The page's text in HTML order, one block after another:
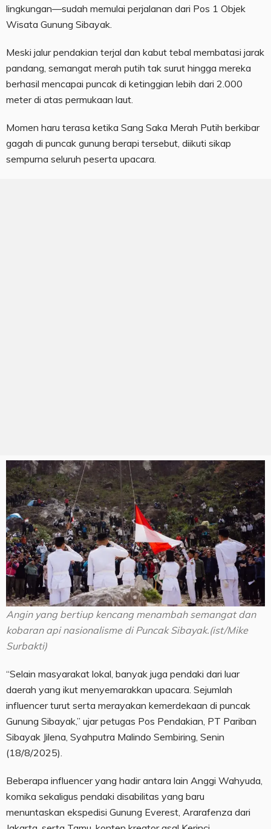
lingkungan—sudah memulai perjalanan dari Pos 1 Objek
Wisata Gunung Sibayak.
Meski jalur pendakian terjal dan kabut tebal membatasi jarak
pandang, semangat merah putih tak surut hingga mereka
berhasil mencapai puncak di ketinggian lebih dari 2.000
meter di atas permukaan laut.
Momen haru terasa ketika Sang Saka Merah Putih berkibar
gagah di puncak gunung berapi tersebut, diikuti sikap
sempurna seluruh peserta upacara.
Angin yang bertiup kencang menambah semangat dan
kobaran api nasionalisme di Puncak Sibayak.(ist/Mike
Surbakti)
“Selain masyarakat lokal, banyak juga pendaki dari luar
daerah yang ikut menyemarakkan upacara. Sejumlah
influencer turut serta merayakan kemerdekaan di puncak
Gunung Sibayak,” ujar petugas Pos Pendakian, PT Pariban
Sibayak Jilena, Syahputra Malindo Sembiring, Senin
(18/8/2025).
Beberapa influencer yang hadir antara lain Anggi Wahyuda,
komika sekaligus pendaki disabilitas yang baru
menuntaskan ekspedisi Gunung Everest, Ararafenza dari